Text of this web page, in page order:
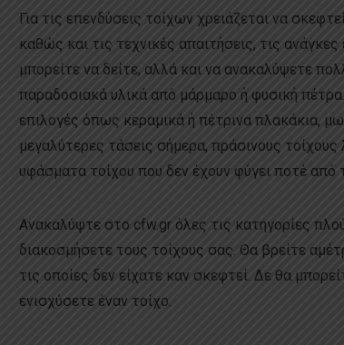
Για τις επενδύσεις τοίχων χρειάζεται να
καθώς και τις τεχνικές απαιτήσεις, τις
μπορείτε να δείτε, αλλά και να ανακαλύψετε
παραδοσιακά υλικά από μάρμαρο ή φυσική
επιλογές όπως κεραμικά ή πέτρινα πλακάκια,
μεγαλύτερες τάσεις σήμερα, πράσινους
υφάσματα τοίχου που δεν έχουν φύγει ποτέ από
Ανακαλύψτε στο cfw.gr όλες τις κατηγορίες
διακοσμήσετε τους τοίχους σας. Θα βρείτε
τις οποίες δεν είχατε καν σκεφτεί. Δε θα
ενισχύσετε έναν τοίχο.